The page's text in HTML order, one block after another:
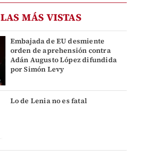
LAS MÁS VISTAS
Embajada de EU desmiente
orden de aprehensión contra
Adán Augusto López difundida
por Simón Levy
Lo de Lenia no es fatal